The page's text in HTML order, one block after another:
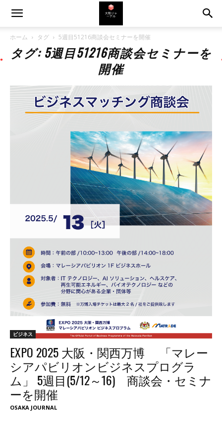
ホーム タグ 5週目51216商談会セミナーを開催
タグ: 5週目51216商談会セミナーを
開催
ビジネス
EXPO 2025 大阪・関西万博 「マレー
シアパビリオンビジネスプログラ
ム」 5週目(5/12～16) 商談会・セミナ
ーを開催
OSAKA JOURNAL